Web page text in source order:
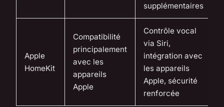
supplémentaires
Apple
HomeKit
Compatibilité
principalement
avec les
appareils
Apple
Contrôle vocal
via Siri,
intégration avec
les appareils
Apple, sécurité
renforcée